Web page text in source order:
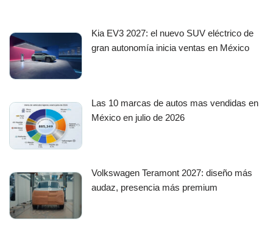
Kia EV3 2027: el nuevo SUV eléctrico de
gran autonomía inicia ventas en México
Las 10 marcas de autos mas vendidas en
México en julio de 2026
Volkswagen Teramont 2027: diseño más
audaz, presencia más premium